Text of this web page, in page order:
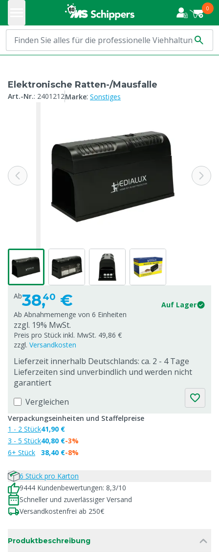
0
Elektronische Ratten-/Mausfalle
Art.-Nr.: 2401212Marke: Sonstiges
Ab38,40 €
Auf Lager
Ab Abnahmemenge von 6 Einheiten
zzgl. 19% MwSt.
Preis pro Stück inkl. MwSt. 49,86 €
zzgl. Versandkosten
Lieferzeit innerhalb Deutschlands: ca. 2 - 4 Tage
Lieferzeiten sind unverbindlich und werden nicht
garantiert
Vergleichen
Verpackungseinheiten und Staffelpreise
1 - 2 Stück
3 - 5 Stück
6+ Stück
41,90 €
40,80 €
38,40 €
-3%
-8%
6 Stück pro Karton
9444 Kundenbewertungen: 8,3/10
Schneller und zuverlässiger Versand
Versandkostenfrei ab 250€
Produktbeschreibung